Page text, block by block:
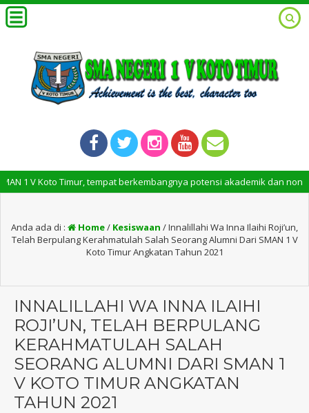
Timur, tempat berkembangnya potensi akademik dan non-
Anda ada di : Home/ Kesiswaan /Innalillahi Wa Inna Ilaihi Roji’un,
Telah Berpulang Kerahmatulah Salah Seorang Alumni Dari SMAN 1 V
Koto Timur Angkatan Tahun 2021
INNALILLAHI WA INNA ILAIHI
ROJI’UN, TELAH BERPULANG
KERAHMATULAH SALAH
SEORANG ALUMNI DARI SMAN 1
V KOTO TIMUR ANGKATAN
TAHUN 2021